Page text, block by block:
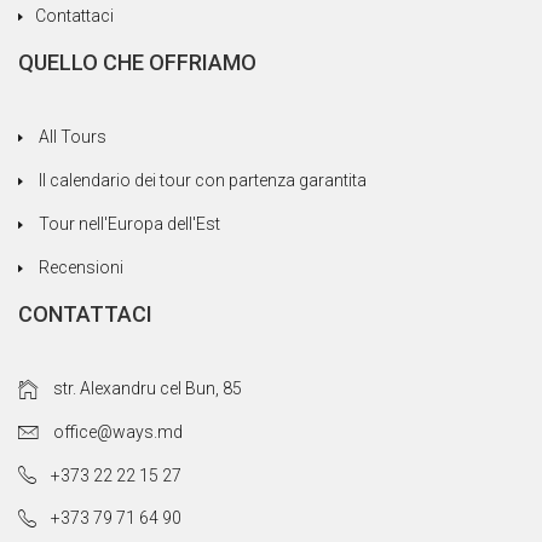
Contattaci
QUELLO CHE OFFRIAMO
All Tours
Il calendario dei tour con partenza garantita
Tour nell'Europa dell'Est
Recensioni
CONTATTACI
str. Alexandru cel Bun, 85
office@ways.md
+373 22 22 15 27
+373 79 71 64 90